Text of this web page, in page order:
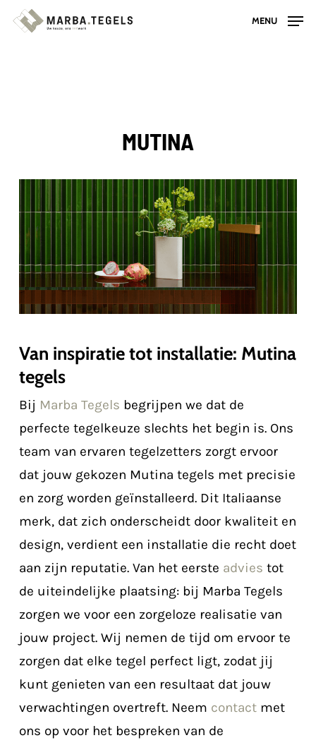
Skip
MENU
MUTINA
Van inspiratie tot installatie: Mutina
tegels
Bij Marba Tegels begrijpen we dat de
perfecte tegelkeuze slechts het begin is. Ons
team van ervaren tegelzetters zorgt ervoor
dat jouw gekozen Mutina tegels met precisie
en zorg worden geïnstalleerd. Dit Italiaanse
merk, dat zich onderscheidt door kwaliteit en
design, verdient een installatie die recht doet
aan zijn reputatie. Van het eerste advies tot
de uiteindelijke plaatsing: bij Marba Tegels
zorgen we voor een zorgeloze realisatie van
jouw project. Wij nemen de tijd om ervoor te
zorgen dat elke tegel perfect ligt, zodat jij
kunt genieten van een resultaat dat jouw
verwachtingen overtreft. Neem contactmet
ons op voor het bespreken van de